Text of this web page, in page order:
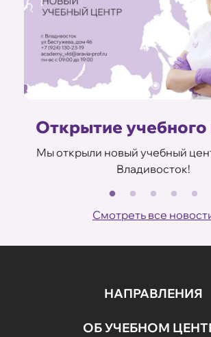
Открытие учебного
Мы открыли новый учебный
Владивосток!
Смотреть все
НАПРАВЛЕНИЯ
ОБ УЧЕБНОМ